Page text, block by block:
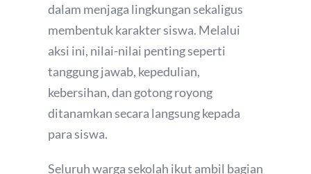
dalam menjaga lingkungan sekaligus
membentuk karakter siswa. Melalui
aksi ini, nilai-nilai penting seperti
tanggung jawab, kepedulian,
kebersihan, dan gotong royong
ditanamkan secara langsung kepada
para siswa.
Seluruh warga sekolah ikut ambil bagian